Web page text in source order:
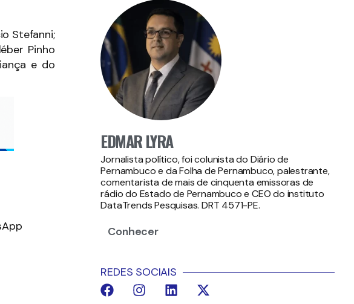
Stefanni;
Pinho
e do
EDMAR LYRA
Jornalista político, foi colunista do Diário de
Pernambuco e da Folha de Pernambuco, palestrante,
comentarista de mais de cinquenta emissoras de
rádio do Estado de Pernambuco e CEO do instituto
DataTrends Pesquisas. DRT 4571-PE.
Conhecer
REDES SOCIAIS